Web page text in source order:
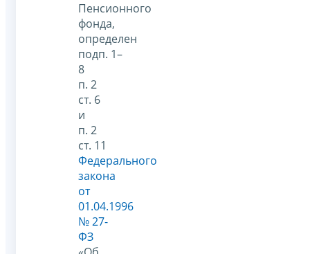
Пенсионного
фонда,
определен
подп. 1–
8
п. 2
ст. 6
и
п. 2
ст. 11
Федерального
закона
от
01.04.1996
№ 27-
ФЗ